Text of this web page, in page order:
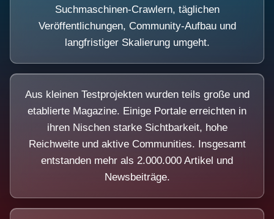
Suchmaschinen-Crawlern, täglichen
Veröffentlichungen, Community-Aufbau und
langfristiger Skalierung umgeht.
Aus kleinen Testprojekten wurden teils große und
etablierte Magazine. Einige Portale erreichten in
ihren Nischen starke Sichtbarkeit, hohe
Reichweite und aktive Communities. Insgesamt
entstanden mehr als 2.000.000 Artikel und
Newsbeiträge.